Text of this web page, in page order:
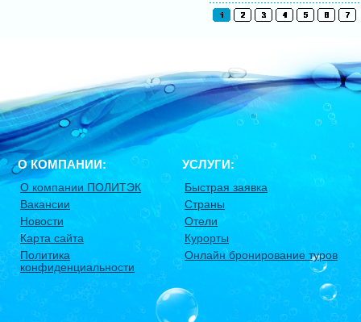
О КОМПАНИИ:
О компании ПОЛИТЭК
Вакансии
Новости
Карта сайта
Политика
конфиденциальности
УСЛУГИ:
Быстрая заявка
Страны
Отели
Курорты
Онлайн бронирование туров